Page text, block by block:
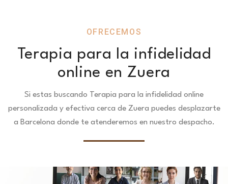
OFRECEMOS
Terapia para la infidelidad
online en Zuera
Si estas buscando Terapia para la infidelidad online
personalizada y efectiva cerca de Zuera puedes desplazarte
a Barcelona donde te atenderemos en nuestro despacho.